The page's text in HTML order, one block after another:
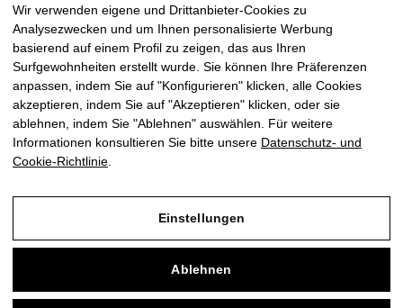
Finden Sie uns auf
der
DE 0
Wir verwenden eigene und Drittanbieter-Cookies zu
Analysezwecken und um Ihnen personalisierte Werbung
basierend auf einem Profil zu zeigen, das aus Ihren
Surfgewohnheiten erstellt wurde. Sie können Ihre Präferenzen
anpassen, indem Sie auf "Konfigurieren" klicken, alle Cookies
akzeptieren, indem Sie auf "Akzeptieren" klicken, oder sie
ablehnen, indem Sie "Ablehnen" auswählen. Für weitere
Informationen konsultieren Sie bitte unsere Datenschutz- und
Cookie-Richtlinie
Einstellungen
Ablehnen